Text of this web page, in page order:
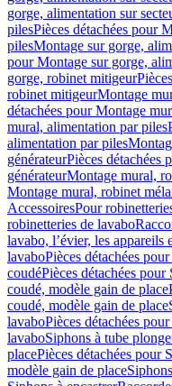
gorge, alimentation sur
pilesPièces détachées pour
pilesMontage sur gorge,
pour Montage sur gorge,
gorge, robinet mitigeur
robinet mitigeurMontage
détachées pour Montage
mural, alimentation par piles
alimentation par piles
générateurPièces détachées
générateurMontage mural,
Montage mural, robinet
AccessoiresPour
robinetteries de lavabo
lavabo, l’évier, les appareils
lavaboPièces détachées
coudéPièces détachées
coudé, modèle gain de place
coudé, modèle gain de place
lavaboPièces détachées
lavaboSiphons à tube
placePièces détachées pour
modèle gain de place